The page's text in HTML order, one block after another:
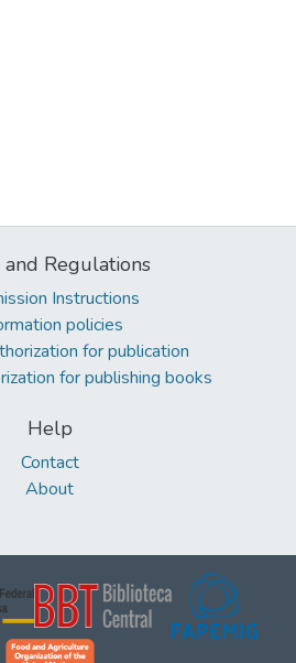
and Regulations
Instructions
policies
for publication
for publishing books
Help
Contact
About